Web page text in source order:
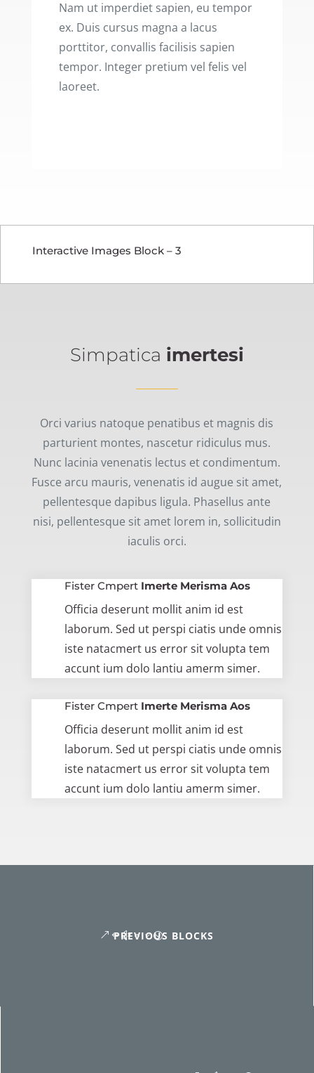
Nam ut imperdiet sapien, eu tempor
ex. Duis cursus magna a lacus
porttitor, convallis facilisis sapien
tempor. Integer pretium vel felis vel
laoreet.
Interactive Images Block – 3
Simpatica imertesi
Orci varius natoque penatibus et magnis dis
parturient montes, nascetur ridiculus mus.
Nunc lacinia venenatis lectus et condimentum.
Fusce arcu mauris, venenatis id augue sit amet,
pellentesque dapibus ligula. Phasellus ante
nisi, pellentesque sit amet lorem in, sollicitudin
iaculis orci.
Fister Cmpert Imerte Merisma Aos
Officia deserunt mollit anim id est
laborum. Sed ut perspi ciatis unde omnis
iste natacmert us error sit volupta tem
accunt ium dolo lantiu amerm simer.
Fister Cmpert Imerte Merisma Aos
Officia deserunt mollit anim id est
laborum. Sed ut perspi ciatis unde omnis
iste natacmert us error sit volupta tem
accunt ium dolo lantiu amerm simer.
PREVIOUS BLOCKS